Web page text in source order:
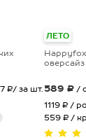
₽/ за шт.
ЛЕТО
оверсайз
589 ₽ /
1119 ₽ /
559 ₽ /